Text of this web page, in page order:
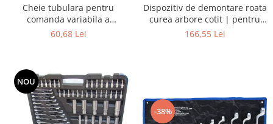
Cheie tubulara pentru
comanda variabila a
distributiei la arborii cu came
60,68 Lei
Dispozitiv de demontare roata
curea arbore cotit | pentru
Ford EcoBlue 2.0L
166,55 Lei
NOU
-38%